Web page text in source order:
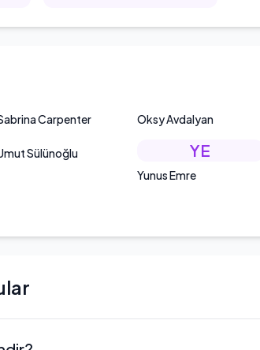
Carpenter Oksy Avdalyan
Sülünoğlu YE
Yunus Emre